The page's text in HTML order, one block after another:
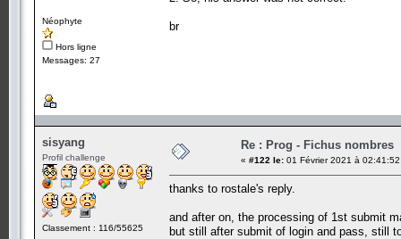
Néophyte
Hors ligne
Messages: 27
br
sisyang
Profil challenge
Classement : 116/55625
Re : Prog - Fichus nombres
« #122 le: 01 Février 2021 à
thanks to rostale's reply.
and after on, the processing of 1st submit
but still after submit of login and pass, still